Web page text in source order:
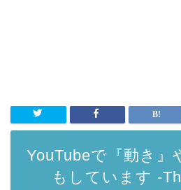
YouTubeで『動き』
もしています -